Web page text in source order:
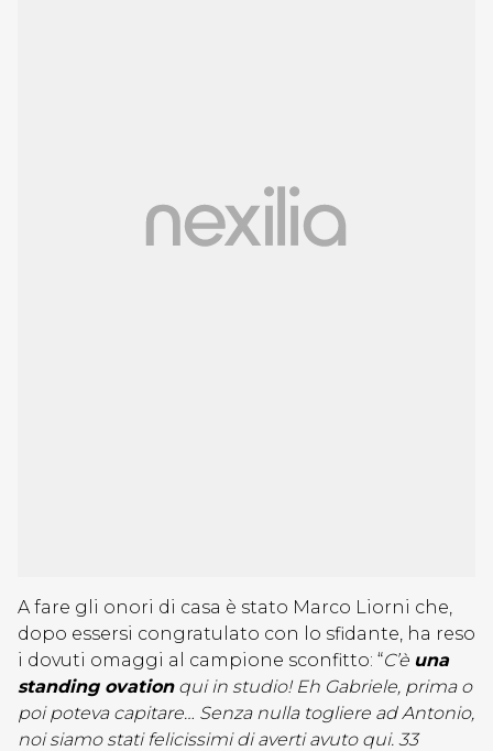
A fare gli onori di casa è stato Marco Liorni che,
dopo essersi congratulato con lo sfidante, ha reso
i dovuti omaggi al campione sconfitto: “C’è una
standing ovationqui in studio! Eh Gabriele, prima o
poi poteva capitare… Senza nulla togliere ad Antonio,
noi siamo stati felicissimi di averti avuto qui. 33